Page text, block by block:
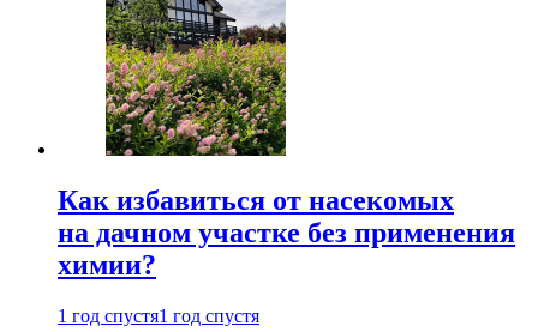
Как избавиться от насекомых
на дачном участке без применения
химии?
1 год спустя1 год спустя